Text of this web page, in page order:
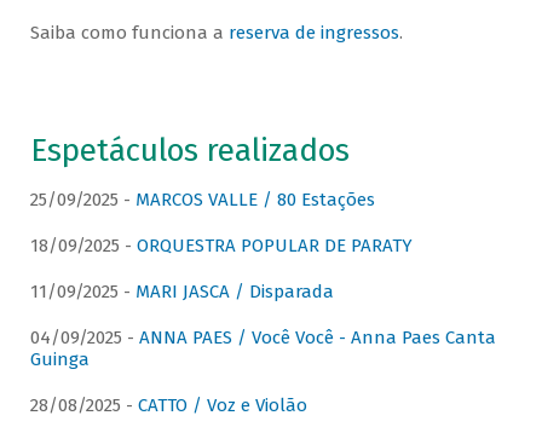
Saiba como funciona a reserva de ingressos.
Espetáculos realizados
25/09/2025 - MARCOS VALLE / 80 Estações
18/09/2025 - ORQUESTRA POPULAR DE PARATY
11/09/2025 - MARI JASCA / Disparada
04/09/2025 - ANNA PAES / Você Você - Anna Paes Canta
Guinga
28/08/2025 - CATTO / Voz e Violão